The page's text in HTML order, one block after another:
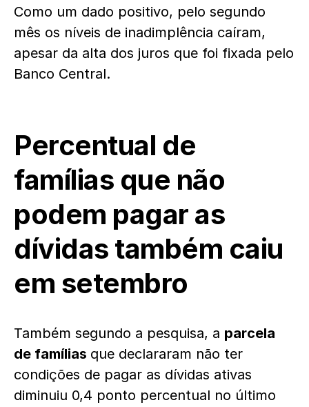
Como um dado positivo, pelo segundo
mês os níveis de inadimplência caíram,
apesar da alta dos juros que foi fixada pelo
Banco Central.
Percentual de
famílias que não
podem pagar as
dívidas também caiu
em setembro
Também segundo a pesquisa, a parcela
de famílias que declararam não ter
condições de pagar as dívidas ativas
diminuiu 0,4 ponto percentual no último